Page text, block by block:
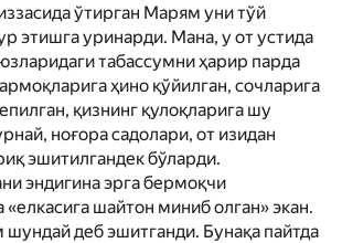
ўтирган Мар­ям уни тўй
этишга уринарди. Мана, у от устида
табассумни ҳарир парда
ҳино қўйилган, сочларига
қизнинг қулоқларига шу
ноғора садолари, от изидан
эшитилгандек бўларди.
эндигина эрга бермоқчи
шайтон миниб олган» экан.
деб эшитганди. Бунақа пайтда